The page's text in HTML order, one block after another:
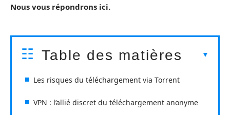
Nous vous répondrons ici.
Table des matières
Les risques du téléchargement via Torrent
VPN : l’allié discret du téléchargement anonyme